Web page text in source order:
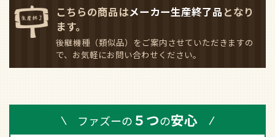
こちらの商品はメーカー生産終了品 となり
ます。
後継機種（類似品）をご案内させていただきますの
で、お気軽にお問い合わせください。
ファズーの５つの安心